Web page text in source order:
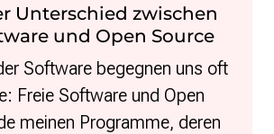
Unterschied zwischen
und Open Source
Software begegnen uns oft
Freie Software und Open
meinen Programme, deren